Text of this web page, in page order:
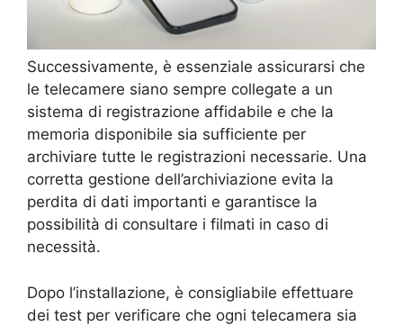
Successivamente, è essenziale assicurarsi che
le telecamere siano sempre collegate a un
sistema di registrazione affidabile e che la
memoria disponibile sia sufficiente per
archiviare tutte le registrazioni necessarie. Una
corretta gestione dell’archiviazione evita la
perdita di dati importanti e garantisce la
possibilità di consultare i filmati in caso di
necessità.
Dopo l’installazione, è consigliabile effettuare
dei test per verificare che ogni telecamera sia